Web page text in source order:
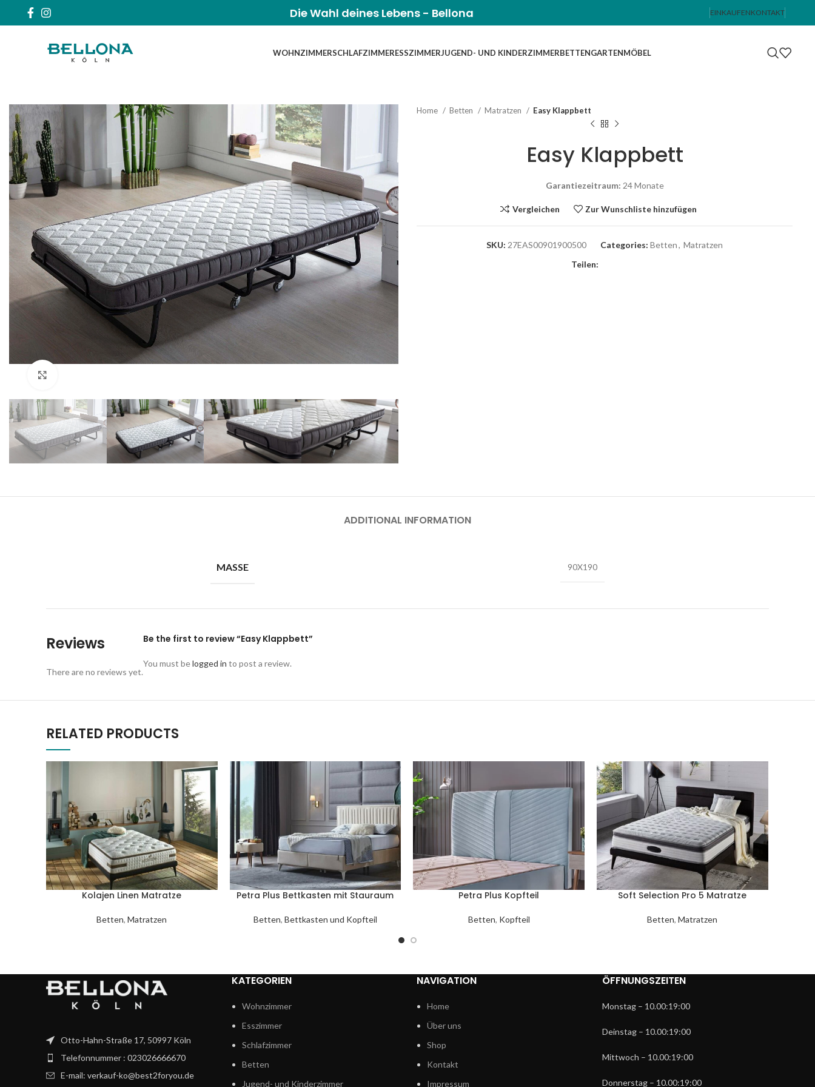
Die Wahl deines Lebens - Bellona EINKAUFENKONTAKT
WOHNZIMMERSCHLAFZIMMERESSZIMMERJUGEND- UND KINDERZIMMERBETTENGARTENMÖBEL
Home Betten Matratzen Easy Klappbett
Easy Klappbett
Garantiezeitraum: 24 Monate
Vergleichen Zur Wunschliste hinzufügen
SKU: 27EAS00901900500 Categories: Betten, Matratzen
Teilen:
ADDITIONAL INFORMATION
MASSE 90X190
Reviews
There are no reviews yet.
Be the first to review “Easy Klappbett”
You must belogged in to post a review.
RELATED PRODUCTS
Kolajen Linen Matratze
Betten,Matratzen
Petra Plus Bettkasten mit Stauraum
Betten, Bettkasten und Kopfteil
Petra Plus Kopfteil
Betten, Kopfteil
Soft Selection Pro 5 Matratze
Betten,Matratzen
Otto-Hahn-Straße 17, 50997 Köln
Telefonnummer : 023026666670
E-mail: verkauf-ko@best2foryou.de
KATEGORIEN
Wohnzimmer
Esszimmer
Schlafzimmer
Betten
Jugend- und Kinderzimmer
NAVIGATION
Home
Über uns
Shop
Kontakt
Impressum
ÖFFNUNGSZEITEN
Monstag – 10.00:19:00
Deinstag – 10.00:19:00
Mittwoch – 10.00:19:00
Donnerstag – 10.00:19:00